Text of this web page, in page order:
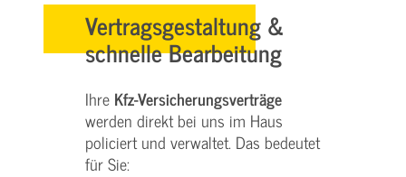
Vertragsgestaltung &
schnelle Bearbeitung
Ihre Kfz-Versicherungsverträge
werden direkt bei uns im Haus
policiert und verwaltet. Das bedeutet
für Sie: